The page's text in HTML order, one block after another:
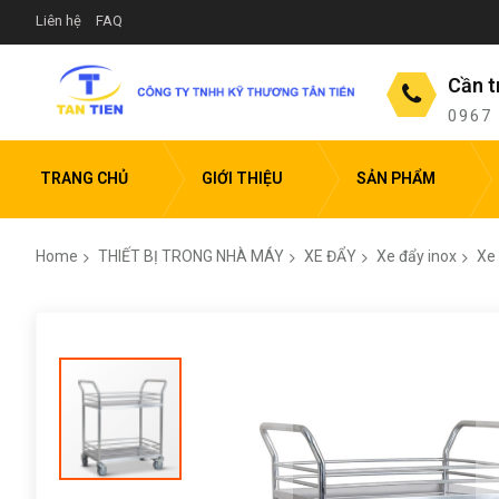
Liên hệ FAQ
Cần
0967
TRANG CHỦ GIỚI THIỆU SẢN PHẨM
Home THIẾT BỊ TRONG NHÀ MÁY XE ĐẨY Xe đẩy inox Xe
images
gallery